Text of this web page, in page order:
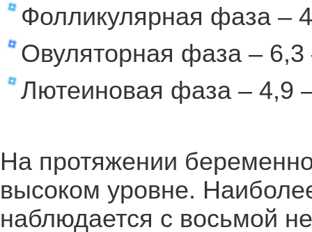
Фолликулярная фаза –
Овуляторная фаза – 6,3
Лютеиновая фаза – 4,9
На протяжении
высоком уровне.
наблюдается с восьмой